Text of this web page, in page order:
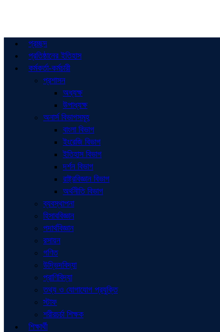
প্রচ্ছদ
প্রতিষ্ঠানের ইতিহাস
কর্মকর্তা-কর্মচারী
প্রশাসন
অধ্যক্ষ
উপাধ্যক্ষ
অনার্স বিভাগসমূহ
বাংলা বিভাগ
ইংরেজি বিভাগ
ইতিহাস বিভাগ
দর্শন বিভাগ
রাষ্ট্রবিজ্ঞান বিভাগ
অর্থনীতি বিভাগ
ব্যবস্থাপনা
হিসাববিজ্ঞান
পদার্থবিজ্ঞান
রসায়ন
গণিত
উদ্ভিদবিদ্যা
প্রাণিবিদ্যা
তথ্য ও যোগাযোগ প্রযুক্তি
স্টাফ
শরীরচর্চা শিক্ষক
শিক্ষার্থী